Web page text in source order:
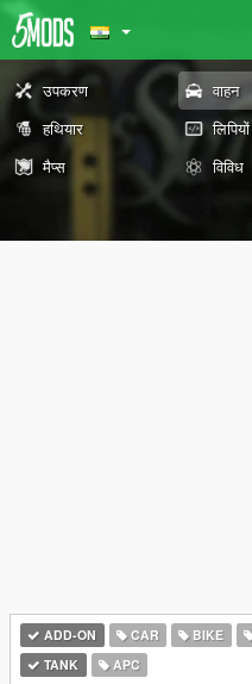
उपकरण वाहन
हथियार
लिपियों
मैप्स
विविध
ADD-ON CAR BIKE
TANK
APC